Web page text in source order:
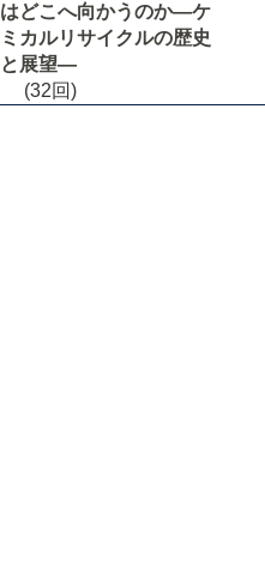
はどこへ向かうのか―ケ
ミカルリサイクルの歴史
と展望―
(32回)